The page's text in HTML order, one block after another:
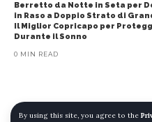
By using this site, you agree to the
Berretto da Notte in Seta per
in Raso a Doppio Strato di
Il Miglior Copricapo per
Durante il Sonno
0 MIN READ